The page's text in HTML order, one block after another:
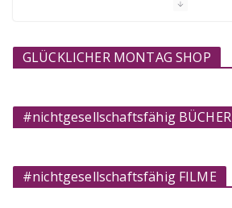
GLÜCKLICHER MONTAG SHOP
#nichtgesellschaftsfähig BÜCHER
#nichtgesellschaftsfähig FILME